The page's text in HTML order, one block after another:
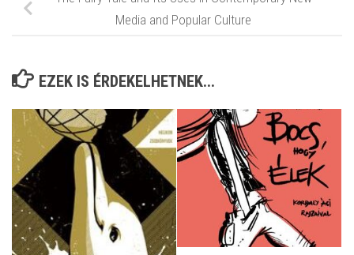
Media and Popular Culture
EZEK IS ÉRDEKELHETNEK...